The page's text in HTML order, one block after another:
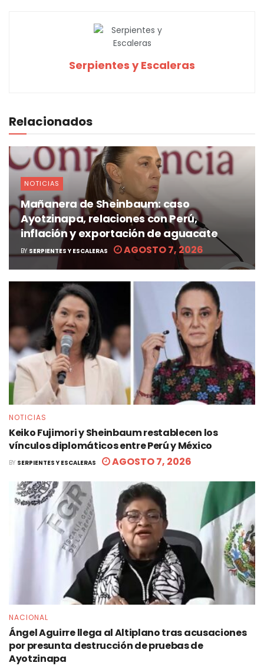
Serpientes y Escaleras
Relacionados
NOTICIAS
Mañanera de Sheinbaum: caso
Ayotzinapa, relaciones con Perú,
inflación y exportación de aguacate
BY SERPIENTES Y ESCALERAS AGOSTO 7, 2026
NOTICIAS
Keiko Fujimori y Sheinbaum restablecen los
vínculos diplomáticos entre Perú y México
BY SERPIENTES Y ESCALERAS AGOSTO 7, 2026
NACIONAL
Ángel Aguirre llega al Altiplano tras acusaciones
por presunta destrucción de pruebas de
Ayotzinapa